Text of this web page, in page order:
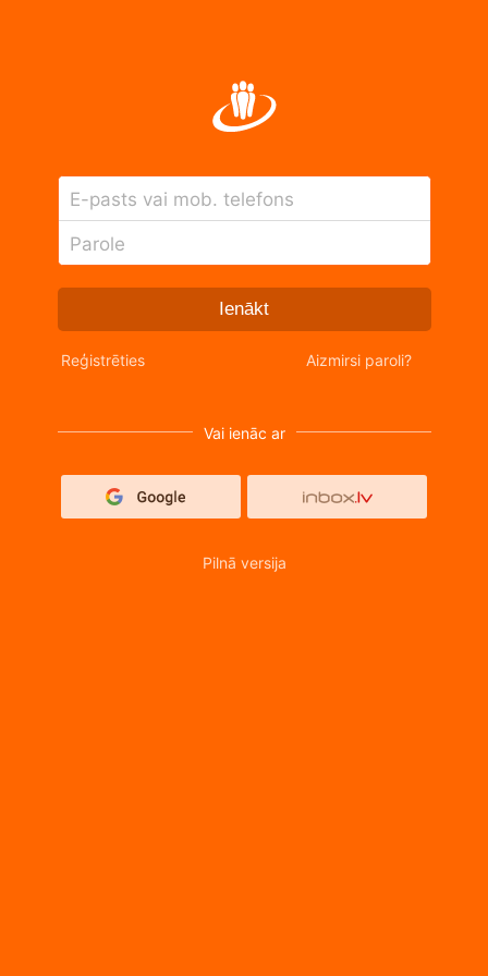
E-pasts vai mob. telefons
Parole
Ienākt
Reģistrēties Aizmirsi paroli?
Vai ienāc ar
Pilnā versija